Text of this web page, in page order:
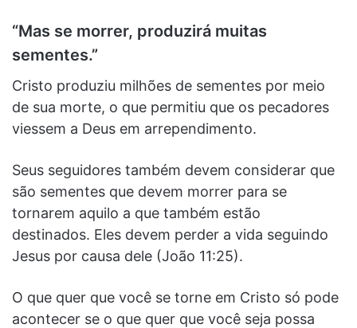
“Mas se morrer, produzirá muitas
sementes.”
Cristo produziu milhões de sementes por meio
de sua morte, o que permitiu que os pecadores
viessem a Deus em arrependimento.
Seus seguidores também devem considerar que
são sementes que devem morrer para se
tornarem aquilo a que também estão
destinados. Eles devem perder a vida seguindo
Jesus por causa dele (João 11:25).
O que quer que você se torne em Cristo só pode
acontecer se o que quer que você seja possa